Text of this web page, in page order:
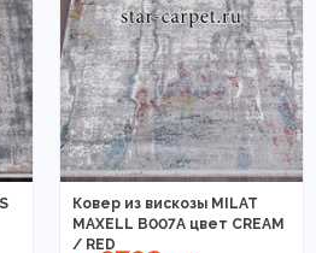
Ковер из вискозы MILAT
MAXELL B007A цвет CREAM
/ RED